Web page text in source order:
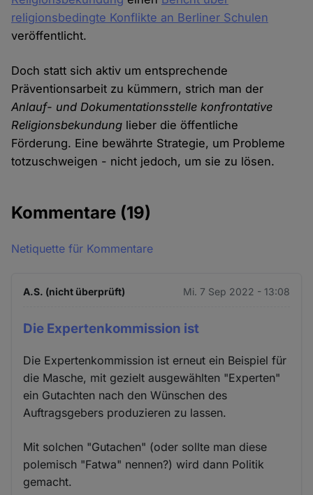
religionsbedingte Konflikte an Berliner Schulen
veröffentlicht.
Doch statt sich aktiv um entsprechende
Präventionsarbeit zu kümmern, strich man der
Anlauf- und Dokumentationsstelle konfrontative
Religionsbekundung lieber die öffentliche
Förderung. Eine bewährte Strategie, um Probleme
totzuschweigen - nicht jedoch, um sie zu lösen.
Kommentare (19)
Netiquette für Kommentare
A.S. (nicht überprüft) Mi. 7 Sep 2022 - 13:08
Die Expertenkommission ist
Die Expertenkommission ist erneut ein Beispiel für
die Masche, mit gezielt ausgewählten "Experten"
ein Gutachten nach den Wünschen des
Auftragsgebers produzieren zu lassen.
Mit solchen "Gutachen" (oder sollte man diese
polemisch "Fatwa" nennen?) wird dann Politik
gemacht.